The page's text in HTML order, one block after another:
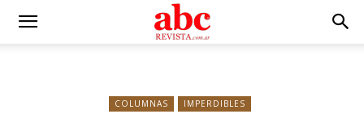
COLUMNAS IMPERDIBLES